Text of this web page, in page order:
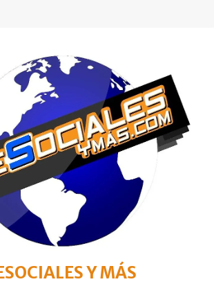
Y MÁS